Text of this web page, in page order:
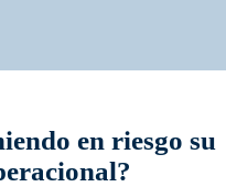
en riesgo su